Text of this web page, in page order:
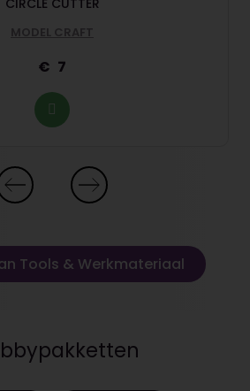
CIRCLE CUTTER
MODEL CRAFT
7
Tools & Werkmateriaal